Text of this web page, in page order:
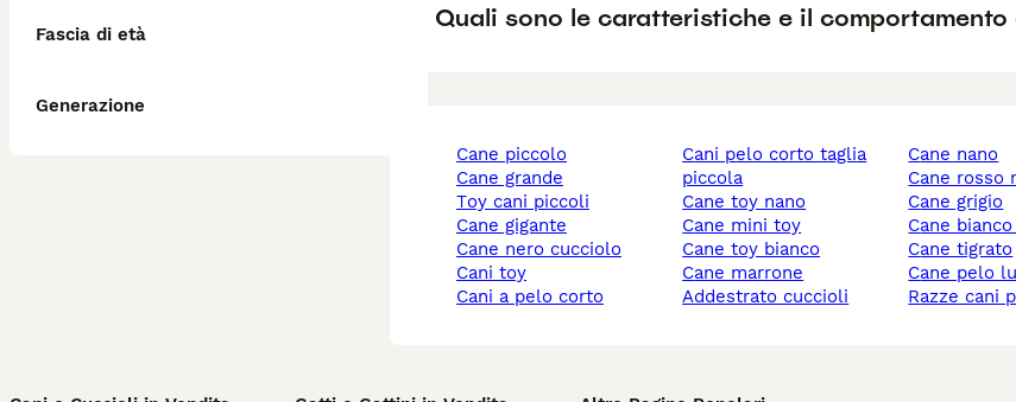
Fascia di età
Generazione
Quali sono le caratteristiche e il
cane piccolo
cane grande
toy cani piccoli
cane gigante
cane nero cucciolo
cani toy
cani a pelo corto
cani pelo corto taglia
piccola
cane toy nano
cane mini toy
cane toy bianco
cane marrone
addestrato cuccioli
cane nano
cane rosso
cane grigio
cane
cane tigrato
cane pelo
razze cani